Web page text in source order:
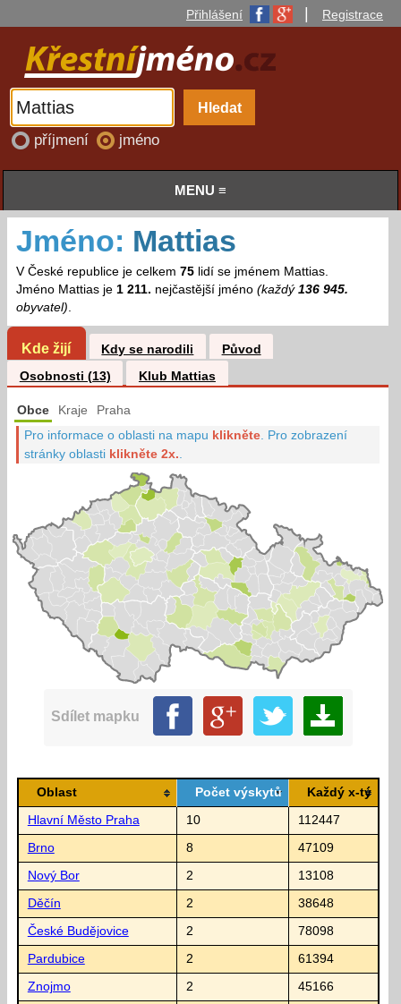
Přihlášení Registrace
příjmení jméno
MENU ≡
Jméno: Mattias
V České republice je celkem 75lidí se jménem Mattias.
Jméno Mattias je 1 211. nejčastější jméno (každý 136 945.
obyvatel).
Kde žijí Kdy se narodili
Původ
Osobnosti (13)
Klub Mattias
Obce Kraje Praha
Pro informace o oblasti na mapu klikněte Pro zobrazení
stránky oblasti klikněte 2x.
Sdílet mapku
Oblast Počet výskytů Každý x-tý
Hlavní Město Praha 10 112447
Brno 8 47109
Nový Bor 2 13108
Děčín 2 38648
České Budějovice 2 78098
Pardubice 2 61394
Znojmo 2 45166